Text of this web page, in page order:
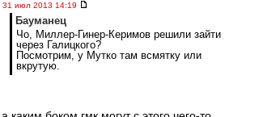
31 июл 2013 14:19
Бауманец
Чо, Миллер-Гинер-Керимов решили зайти
через Галицкого?
Посмотрим, у Мутко там всмятку или
вкрутую.